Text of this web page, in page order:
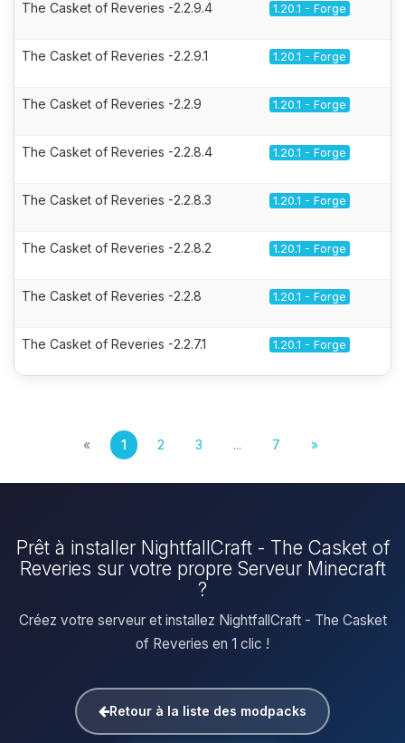
The Casket of Reveries -2.2.9.4 1.20.1 - Forge
The Casket of Reveries -2.2.9.1 1.20.1 - Forge
The Casket of Reveries -2.2.9 1.20.1 - Forge
The Casket of Reveries -2.2.8.4 1.20.1 - Forge
The Casket of Reveries -2.2.8.3 1.20.1 - Forge
The Casket of Reveries -2.2.8.2 1.20.1 - Forge
The Casket of Reveries -2.2.8 1.20.1 - Forge
The Casket of Reveries -2.2.7.1 1.20.1 - Forge
« 1 2 3 ... 7 »
Prêt à installer NightfallCraft - The Casket of
Reveries sur votre propre Serveur Minecraft
?
Créez votre serveur et installez NightfallCraft - The Casket
of Reveries en 1 clic !
Retour à la liste des modpacks